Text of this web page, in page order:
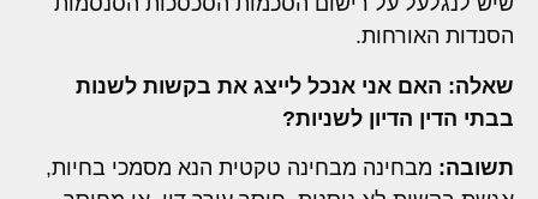
הסנדות האורחות.
שאלה: האם אני אנכל לייצג את בקשות לשנות
בבתי הדין הדיון לשניות?
תשובה: מבחינה מבחינה טקטית הנא מסמכי בחיות,